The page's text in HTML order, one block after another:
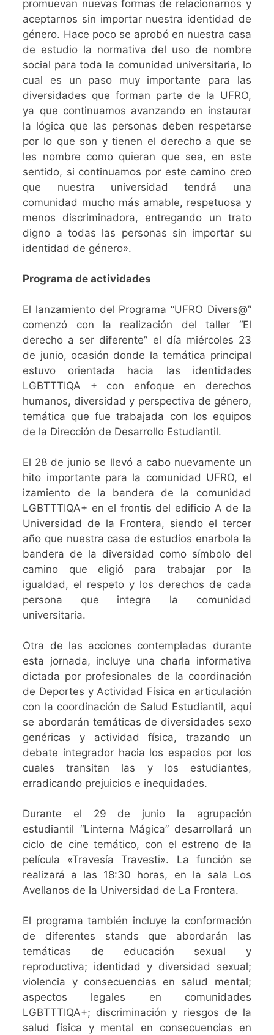
promuevan nuevas formas de relacionarnos y
aceptarnos sin importar nuestra identidad de
género. Hace poco se aprobó en nuestra casa
de estudio la normativa del uso de nombre
social para toda la comunidad universitaria, lo
cual es un paso muy importante para las
diversidades que forman parte de la UFRO,
ya que continuamos avanzando en instaurar
la lógica que las personas deben respetarse
por lo que son y tienen el derecho a que se
les nombre como quieran que sea, en este
sentido, si continuamos por este camino creo
que nuestra universidad tendrá una
comunidad mucho más amable, respetuosa y
menos discriminadora, entregando un trato
digno a todas las personas sin importar su
identidad de género».
Programa de actividades
El lanzamiento del Programa “UFRO Divers@”
comenzó con la realización del taller “El
derecho a ser diferente” el día miércoles 23
de junio, ocasión donde la temática principal
estuvo orientada hacia las identidades
LGBTTTIQA + con enfoque en derechos
humanos, diversidad y perspectiva de género,
temática que fue trabajada con los equipos
de la Dirección de Desarrollo Estudiantil.
El 28 de junio se llevó a cabo nuevamente un
hito importante para la comunidad UFRO, el
izamiento de la bandera de la comunidad
LGBTTTIQA+ en el frontis del edificio A de la
Universidad de la Frontera, siendo el tercer
año que nuestra casa de estudios enarbola la
bandera de la diversidad como símbolo del
camino que eligió para trabajar por la
igualdad, el respeto y los derechos de cada
persona que integra la comunidad
universitaria.
Otra de las acciones contempladas durante
esta jornada, incluye una charla informativa
dictada por profesionales de la coordinación
de Deportes y Actividad Física en articulación
con la coordinación de Salud Estudiantil, aquí
se abordarán temáticas de diversidades sexo
genéricas y actividad física, trazando un
debate integrador hacia los espacios por los
cuales transitan las y los estudiantes,
erradicando prejuicios e inequidades.
Durante el 29 de junio la agrupación
estudiantil “Linterna Mágica” desarrollará un
ciclo de cine temático, con el estreno de la
película «Travesía Travesti». La función se
realizará a las 18:30 horas, en la sala Los
Avellanos de la Universidad de La Frontera.
El programa también incluye la conformación
de diferentes stands que abordarán las
temáticas de educación sexual y
reproductiva; identidad y diversidad sexual;
violencia y consecuencias en salud mental;
aspectos legales en comunidades
LGBTTTIQA+; discriminación y riesgos de la
salud física y mental en consecuencias en